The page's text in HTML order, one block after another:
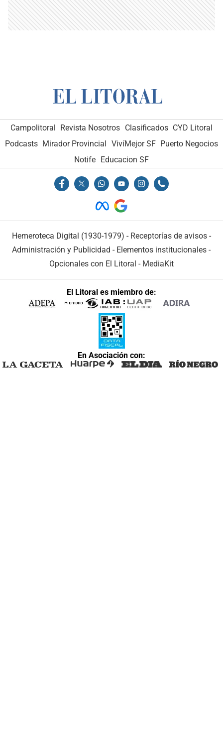
Campolitoral Revista Nosotros Clasificados CYD Litoral
Podcasts Mirador Provincial VivíMejor SF Puerto Negocios
Notife Educacion SF
Hemeroteca Digital (1930-1979) - Receptorías de avisos -
Administración y Publicidad - Elementos institucionales -
Opcionales con El Litoral - MediaKit
El Litoral es miembro de:
En Asociación con: